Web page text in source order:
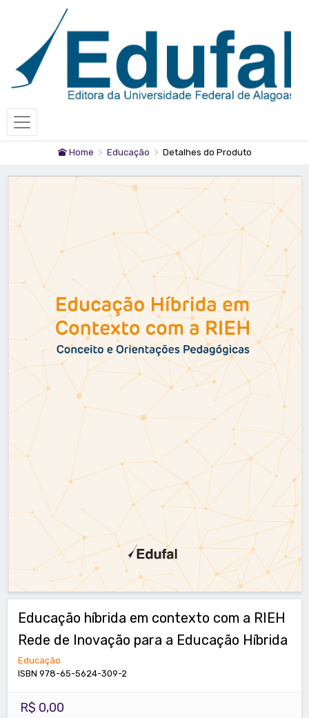
Home Educação Detalhes do Produto
Educação híbrida em contexto com a RIEH
Rede de Inovação para a Educação Híbrida
Educação
ISBN 978-65-5624-309-2
R$ 0,00